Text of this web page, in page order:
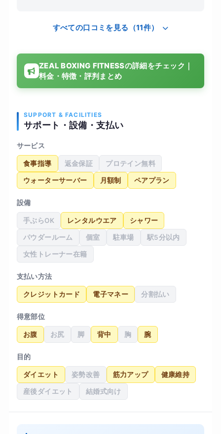
続けられました。サンドバッグを打つトレーニン
すっきりしてストレス解消にもなりました。通う
うちに肩周りが軽くなり姿勢が良くなったと周り
から言われるようになり体の変化を実感できまし
た。施設も清潔で通いやすく運動習慣をつけたい
すべての口コミを見る（11件）
ZEAL BOXING FITNESSの詳細をチェック｜
料金・特徴・評判まとめ
SUPPORT & FACILITIES
サポート・設備・支払い
サービス
食事指導 返金保証 プロテイン無料
ウォーターサーバー 月額制 ペアプラン
設備
手ぶらOK レンタルウエア シャワー
パウダールーム 個室 駐車場 駅5分以内
女性トレーナー在籍
支払い方法
クレジットカード 電子マネー 分割払い
得意部位
お腹 お尻 脚 背中 胸 腕
目的
ダイエット 姿勢改善 筋力アップ 健康維持
産後ダイエット 結婚式向け